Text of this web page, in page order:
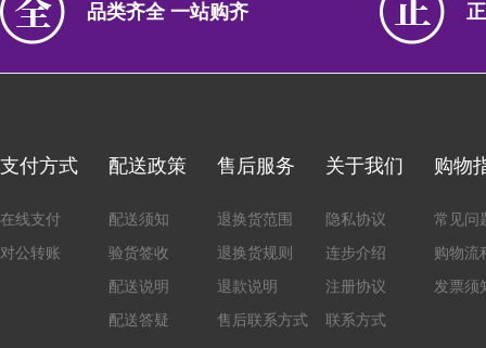
品类齐全 一站购齐
支付方式
在线支付
对公转账
配送政策
配送须知
验货签收
配送说明
配送答疑
售后服务
退换货范围
退换货规则
退款说明
售后联系方式
关于我们
隐私协议
连步介绍
注册协议
联系方式
购物
常见问
购物流
发票须